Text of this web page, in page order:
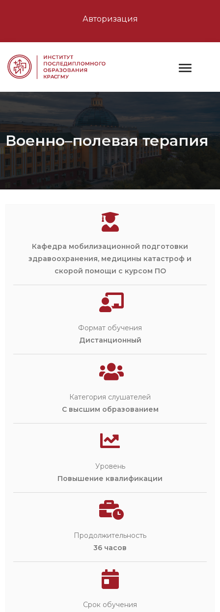
Авторизация
Военно–полевая терапия
Кафедра мобилизационной подготовки
здравоохранения, медицины катастроф и
скорой помощи с курсом ПО
Формат обучения
Дистанционный
Категория слушателей
С высшим образованием
Уровень
Повышение квалификации
Продолжительность
36 часов
Срок обучения